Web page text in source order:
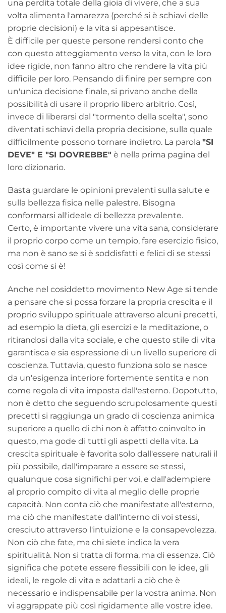
una perdita totale della gioia di vivere, che a sua
volta alimenta l'amarezza (perché si è schiavi delle
proprie decisioni) e la vita si appesantisce.
È difficile per queste persone rendersi conto che
con questo atteggiamento verso la vita, con le loro
idee rigide, non fanno altro che rendere la vita più
difficile per loro. Pensando di finire per sempre con
un'unica decisione finale, si privano anche della
possibilità di usare il proprio libero arbitrio. Così,
invece di liberarsi dal "tormento della scelta", sono
diventati schiavi della propria decisione, sulla quale
difficilmente possono tornare indietro. La parola "SI
DEVE" E "SI DOVREBBE" è nella prima pagina del
loro dizionario.
Basta guardare le opinioni prevalenti sulla salute e
sulla bellezza fisica nelle palestre. Bisogna
conformarsi all'ideale di bellezza prevalente.
Certo, è importante vivere una vita sana, considerare
il proprio corpo come un tempio, fare esercizio fisico,
ma non è sano se si è soddisfatti e felici di se stessi
così come si è!
Anche nel cosiddetto movimento New Age si tende
a pensare che si possa forzare la propria crescita e il
proprio sviluppo spirituale attraverso alcuni precetti,
ad esempio la dieta, gli esercizi e la meditazione, o
ritirandosi dalla vita sociale, e che questo stile di vita
garantisca e sia espressione di un livello superiore di
coscienza. Tuttavia, questo funziona solo se nasce
da un'esigenza interiore fortemente sentita e non
come regola di vita imposta dall'esterno. Dopotutto,
non è detto che seguendo scrupolosamente questi
precetti si raggiunga un grado di coscienza animica
superiore a quello di chi non è affatto coinvolto in
questo, ma gode di tutti gli aspetti della vita. La
crescita spirituale è favorita solo dall'essere naturali il
più possibile, dall'imparare a essere se stessi,
qualunque cosa significhi per voi, e dall'adempiere
al proprio compito di vita al meglio delle proprie
capacità. Non conta ciò che manifestate all'esterno,
ma ciò che manifestate dall'interno di voi stessi,
cresciuto attraverso l'intuizione e la consapevolezza.
Non ciò che fate, ma chi siete indica la vera
spiritualità. Non si tratta di forma, ma di essenza. Ciò
significa che potete essere flessibili con le idee, gli
ideali, le regole di vita e adattarli a ciò che è
necessario e indispensabile per la vostra anima. Non
vi aggrappate più così rigidamente alle vostre idee.